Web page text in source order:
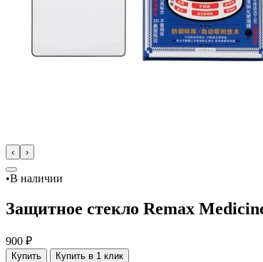
‹ ›
•В наличии
Защитное стекло Remax
900 ₽
Купить Купить в 1 клик